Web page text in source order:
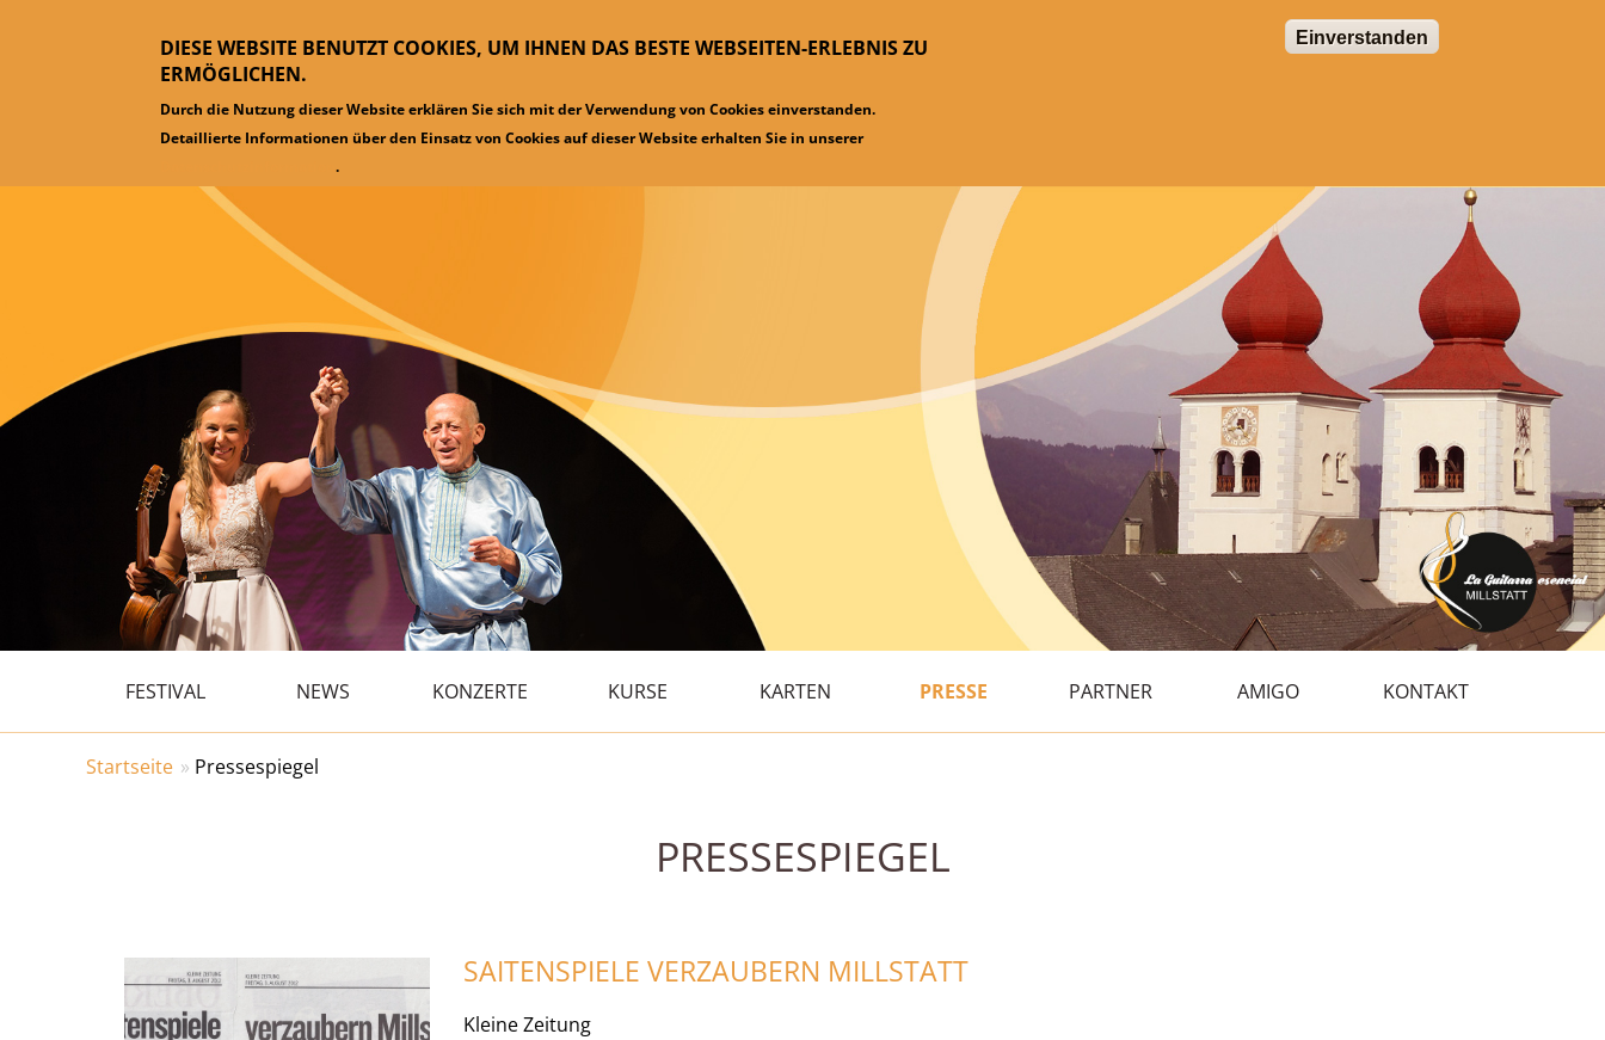
DIESE WEBSITE BENUTZT COOKIES, UM IHNEN DAS BESTE WEBSEITEN-ERLEBNIS ZU
ERMÖGLICHEN.
Durch die Nutzung dieser Website erklären Sie sich mit der Verwendung von Cookies einverstanden.
Detaillierte Informationen über den Einsatz von Cookies auf dieser Website erhalten Sie in unserer
Datenschutzinformation.
Einverstanden
Hauptmenü
FESTIVAL NEWS KONZERTE KURSE KARTEN PRESSE PARTNER AMIGO KONTAKT
Startseite Pressespiegel
PRESSESPIEGEL
SAITENSPIELE VERZAUBERN MILLSTATT
Kleine Zeitung